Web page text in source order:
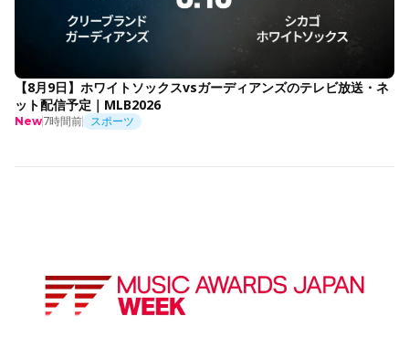
【8月9日】ホワイトソックスvsガーディアンズのテレビ放送・ネ
ット配信予定｜MLB2026
New7時間前 スポーツ